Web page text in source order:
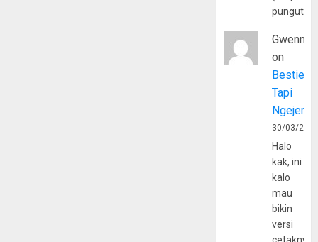
Gwenny
on
Bestie
Tapi
30/03/
Halo
kak, ini
kalo
mau
bikin
versi